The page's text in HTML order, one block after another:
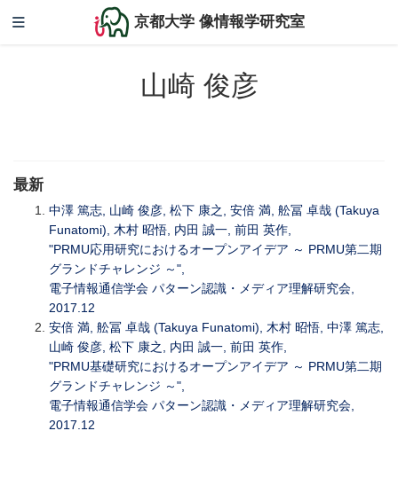
京都大学 像情報学研究室
山崎 俊彦
最新
中澤 篤志, 山崎 俊彦, 松下 康之, 安倍 満, 舩冨 卓哉 (Takuya
Funatomi), 木村 昭悟, 内田 誠一, 前田 英作,
"PRMU応用研究におけるオープンアイデア ～ PRMU第二期
グランドチャレンジ ～",
電子情報通信学会 パターン認識・メディア理解研究会,
2017.12
安倍 満, 舩冨 卓哉 (Takuya Funatomi), 木村 昭悟, 中澤 篤志,
山崎 俊彦, 松下 康之, 内田 誠一, 前田 英作,
"PRMU基礎研究におけるオープンアイデア ～ PRMU第二期
グランドチャレンジ ～",
電子情報通信学会 パターン認識・メディア理解研究会,
2017.12